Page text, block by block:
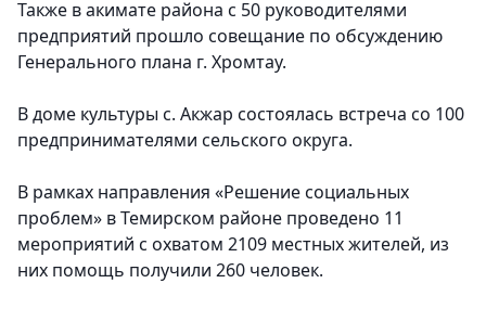
Также в акимате района с 50 руководителями
предприятий прошло совещание по обсуждению
Генерального плана г. Хромтау.
В доме культуры с. Акжар состоялась встреча со 100
предпринимателями сельского округа.
В рамках направления «Решение социальных
проблем» в Темирском районе проведено 11
мероприятий с охватом 2109 местных жителей, из
них помощь получили 260 человек.